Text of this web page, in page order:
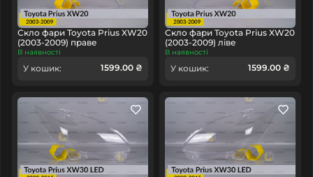
Скло фари Toyota Prius XW20
(2003-2009) праве
В наявності
У кошик: 1599.00 ₴
Скло фари Toyota Prius XW20
(2003-2009) ліве
В наявності
У кошик: 1599.00 ₴